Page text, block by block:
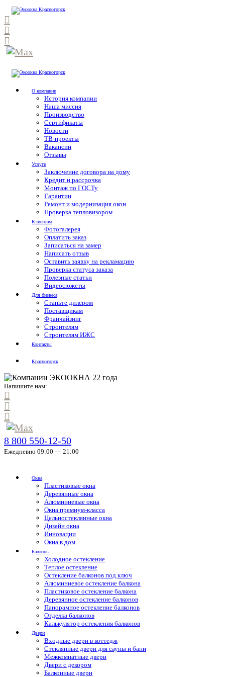
О компании
История компании
Наша миссия
Производство
Сертификаты
Новости
ТВ-проекты
Вакансии
Отзывы
Услуги
Заключение договора на дому
Кредит и рассрочка
Монтаж по ГОСТу
Гарантии
Ремонт и модернизация окон
Проверка тепловизором
Клиентам
Фотогалерея
Оплатить заказ
Записаться на замер
Написать отзыв
Оставить заявку на рекламацию
Проверка статуса заказа
Полезные статьи
Видеосюжеты
Для бизнеса
Станьте дилером
Поставщикам
Франчайзинг
Строителям
Строителям ИЖС
Контакты
Красногорск
Напишите нам:
8 800 550-12-50
Ежедневно 09:00 — 21:00
Окна
Пластиковые окна
Деревянные окна
Алюминиевые окна
Окна премиум-класса
Цельностеклянные окна
Дизайн окна
Инновации
Окна в дом
Балконы
Холодное остекление
Теплое остекление
Остекление балконов под ключ
Алюминиевое остекление балкона
Пластиковое остекление балкона
Деревянное остекление балконов
Панорамное остекление балконов
Отделка балконов
Калькулятор остекления балконов
Двери
Входные двери в коттедж
Стеклянные двери для сауны и бани
Межкомнатные двери
Двери с декором
Балконные двери